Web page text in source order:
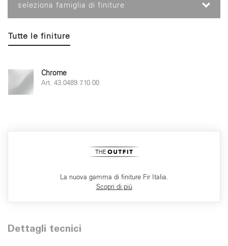
seleziona famiglia di finiture
Tutte le finiture
Chrome
Art. 43.0489.7.10.00
La nuova gamma di finiture Fir Italia.
Scopri di più
Dettagli tecnici